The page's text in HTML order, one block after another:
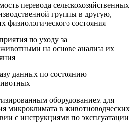
перевода сельскохозяйственных
группы в другую,
физиологического состояния
по уходу за
на основе анализа их
данных по состоянию
оборудованием для
микроклимата в животноводческих
с инструкциями по эксплуатации